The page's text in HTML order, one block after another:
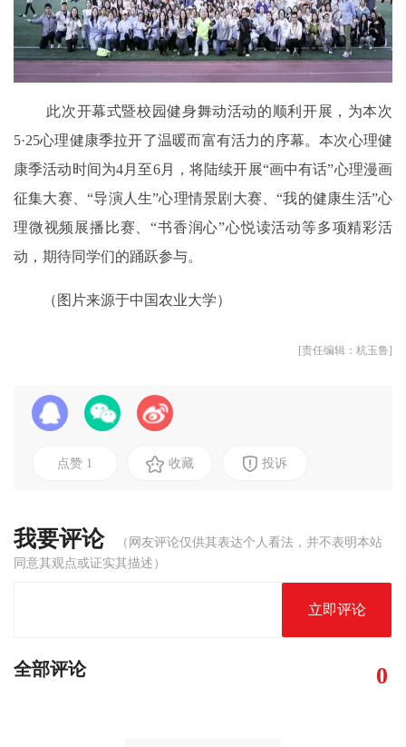
此次开幕式暨校园健身舞动活动的顺利开展，为本次
5·25心理健康季拉开了温暖而富有活力的序幕。本次心理健
康季活动时间为4月至6月，将陆续开展“画中有话”心理漫画
征集大赛、“导演人生”心理情景剧大赛、“我的健康生活”心
理微视频展播比赛、“书香润心”心悦读活动等多项精彩活
动， 期待同学们的踊跃参与。
（图片来源于中国农业大学）
[责任编辑：杭玉鲁]
点赞 1 收藏 投诉
我要评论
（网友评论仅供其表达个人看法，并不表明本站
同意其观点或证实其描述）
立即评论
全部评论 0